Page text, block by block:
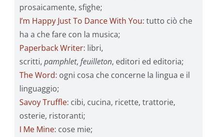
prosaicamente, sfighe;
I’m Happy Just To Dance With You: tutto ciò che
ha a che fare con la musica;
Paperback Writer: libri,
scritti, pamphlet, feuilleton, editori ed editoria;
The Word: ogni cosa che concerne la lingua e il
linguaggio;
Savoy Truffle: cibi, cucina, ricette, trattorie,
osterie, ristoranti;
I Me Mine: cose mie;